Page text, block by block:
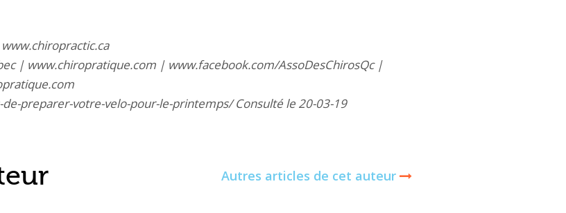
| www.chiropratique.com | www.facebook.com/AssoDesChirosQc |
preparer-votre-velo-pour-le-printemps/ Consulté le 20-03-19
Autres articles de cet auteur